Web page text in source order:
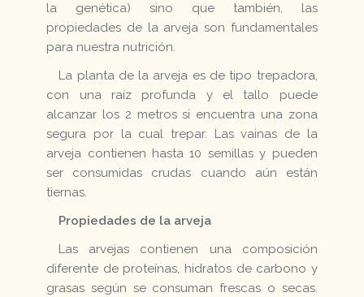
la genética) sino que también, las
propiedades de la arveja son fundamentales
para nuestra nutrición.
La planta de la arveja es de tipo trepadora,
con una raíz profunda y el tallo puede
alcanzar los 2 metros si encuentra una zona
segura por la cual trepar. Las vainas de la
arveja contienen hasta 10 semillas y pueden
ser consumidas crudas cuando aún están
tiernas.
Propiedades de la arveja
Las arvejas contienen una composición
diferente de proteínas, hidratos de carbono y
grasas según se consuman frescas o secas.